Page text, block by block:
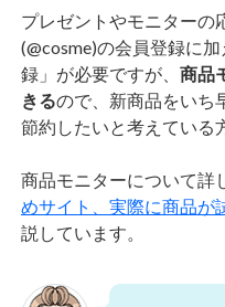
プレゼントやモニターの
(@cosme)の会員登録に
録」が必要ですが、 商品
きるので、新商品をいち
節約したいと考えている
商品モニターについて詳
めサイト、実際に商品が
説しています。